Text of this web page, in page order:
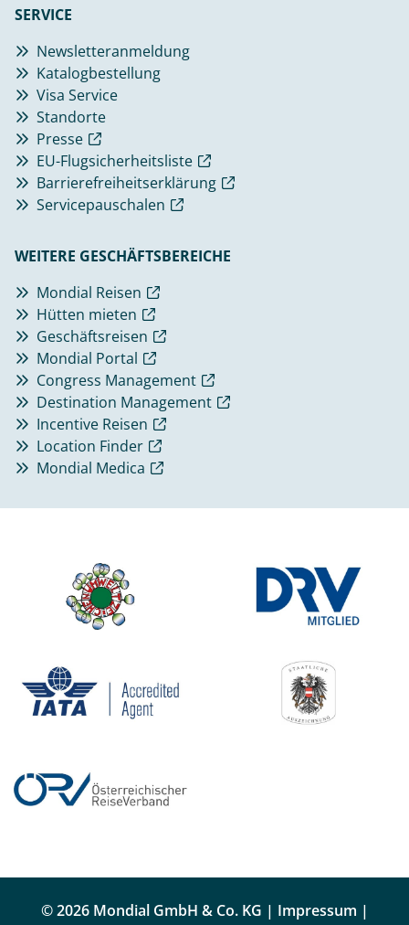
SERVICE
Newsletteranmeldung
Katalogbestellung
Visa Service
Standorte
Presse
EU-Flugsicherheitsliste
Barrierefreiheitserklärung
Servicepauschalen
WEITERE GESCHÄFTSBEREICHE
Mondial Reisen
Hütten mieten
Geschäftsreisen
Mondial Portal
Congress Management
Destination Management
Incentive Reisen
Location Finder
Mondial Medica
© 2026 Mondial GmbH & Co. KG | Impressum |